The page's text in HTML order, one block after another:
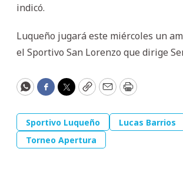
indicó.
Luqueño jugará este miércoles un
el Sportivo San Lorenzo que dirige
WhatsApp
Facebook
Twitter
CopyEmailPrint
Sportivo Luqueño
Lucas Barrios
Torneo Apertura